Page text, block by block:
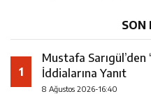
SON
1
Mustafa
İddialarına Yanıt
8 Ağustos 2026-16:40